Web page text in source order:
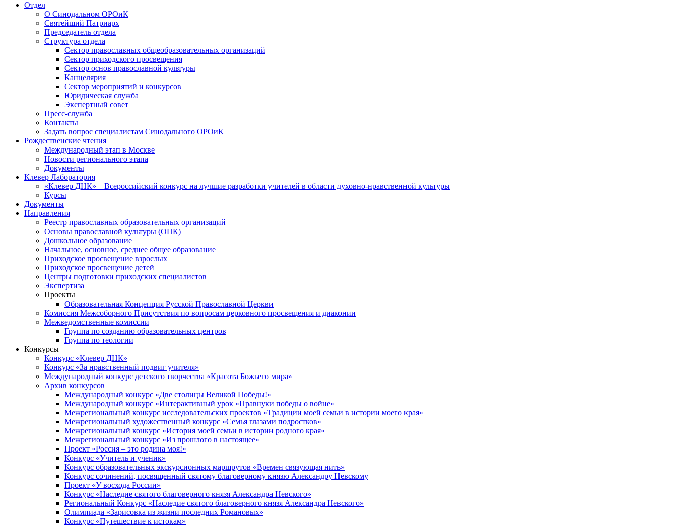
Отдел
О Синодальном ОРОиК
Святейший Патриарх
Председатель отдела
Структура отдела
Сектор православных общеобразовательных организаций
Сектор приходского просвещения
Сектор основ православной культуры
Канцелярия
Сектор мероприятий и конкурсов
Юридическая служба
Экспертный совет
Пресс-служба
Контакты
Задать вопрос специалистам Синодального ОРОиК
Рождественские чтения
Международный этап в Москве
Новости регионального этапа
Документы
Клевер Лаборатория
«Клевер ДНК» – Всероссийский конкурс на лучшие разработки учителей в области духовно-нравственной культуры
Курсы
Документы
Направления
Реестр православных образовательных организаций
Основы православной культуры (ОПК)
Дошкольное образование
Начальное, основное, среднее общее образование
Приходское просвещение взрослых
Приходское просвещение детей
Центры подготовки приходских специалистов
Экспертиза
Проекты
Образовательная Концепция Русской Православной Церкви
Комиссия Межсоборного Присутствия по вопросам церковного просвещения и диаконии
Межведомственные комиссии
Группа по созданию образовательных центров
Группа по теологии
Конкурсы
Конкурс «Клевер ДНК»
Конкурс «За нравственный подвиг учителя»
Международный конкурс детского творчества «Красота Божьего мира»
Архив конкурсов
Международный конкурс «Две столицы Великой Победы!»
Международный конкурс «Интерактивный урок «Правнуки победы о войне»
Межрегиональный конкурс исследовательских проектов «Традиции моей семьи в истории моего края»
Межрегиональный художественный конкурс «Семья глазами подростков»
Межрегиональный конкурс «История моей семьи в истории родного края»
Межрегиональный конкурс «Из прошлого в настоящее»
Проект «Россия – это родина моя!»
Конкурс «Учитель и ученик»
Конкурс образовательных экскурсионных маршрутов «Времен связующая нить»
Конкурс сочинений, посвященный святому благоверному князю Александру Невскому
Проект «У восхода России»
Конкурс «Наследие святого благоверного князя Александра Невского»
Региональный Конкурс «Наследие святого благоверного князя Александра Невского»
Олимпиада «Зарисовка из жизни последних Романовых»
Конкурс «Путешествие к истокам»